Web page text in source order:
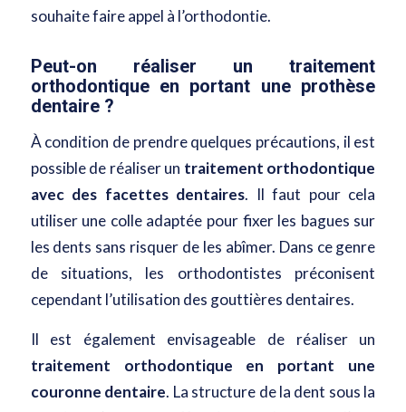
souhaite faire appel à l’orthodontie.
Peut-on réaliser un traitement
orthodontique en portant une prothèse
dentaire ?
À condition de prendre quelques précautions, il est
possible de réaliser un traitement orthodontique
avec des facettes dentaires. Il faut pour cela
utiliser une colle adaptée pour fixer les bagues sur
les dents sans risquer de les abîmer. Dans ce genre
de situations, les orthodontistes préconisent
cependant l’utilisation des gouttières dentaires.
Il est également envisageable de réaliser un
traitement orthodontique en portant une
couronne dentaire. La structure de la dent sous la